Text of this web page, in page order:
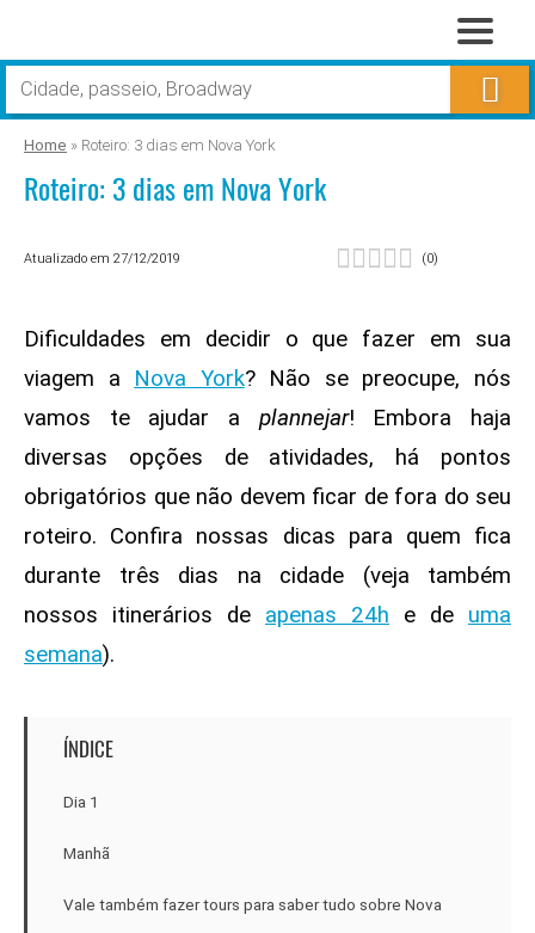
Home » Roteiro: 3 dias em Nova York
Roteiro: 3 dias em Nova York
Atualizado em 27/12/2019 (0)
Dificuldades em decidir o que fazer em sua
viagem a Nova York? Não se preocupe, nós
vamos te ajudar a plannejar! Embora haja
diversas opções de atividades, há pontos
obrigatórios que não devem ficar de fora do seu
roteiro. Confira nossas dicas para quem fica
durante três dias na cidade (veja também
nossos itinerários de apenas 24h e de uma
semana).
ÍNDICE
Dia 1
Manhã
Vale também fazer tours para saber tudo sobre Nova